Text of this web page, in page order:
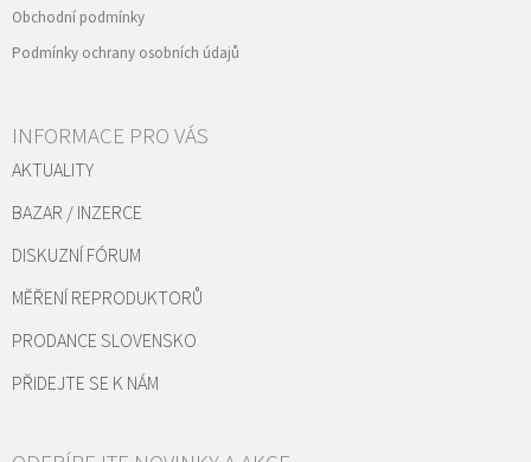
Obchodní podmínky
Podmínky ochrany osobních údajů
INFORMACE PRO VÁS
AKTUALITY
BAZAR / INZERCE
DISKUZNÍ FÓRUM
MĚŘENÍ REPRODUKTORŮ
PRODANCE SLOVENSKO
PŘIDEJTE SE K NÁM